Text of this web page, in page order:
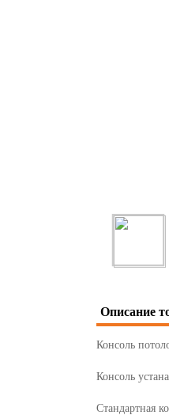
Описание
Консоль
Консоль
Стандартная